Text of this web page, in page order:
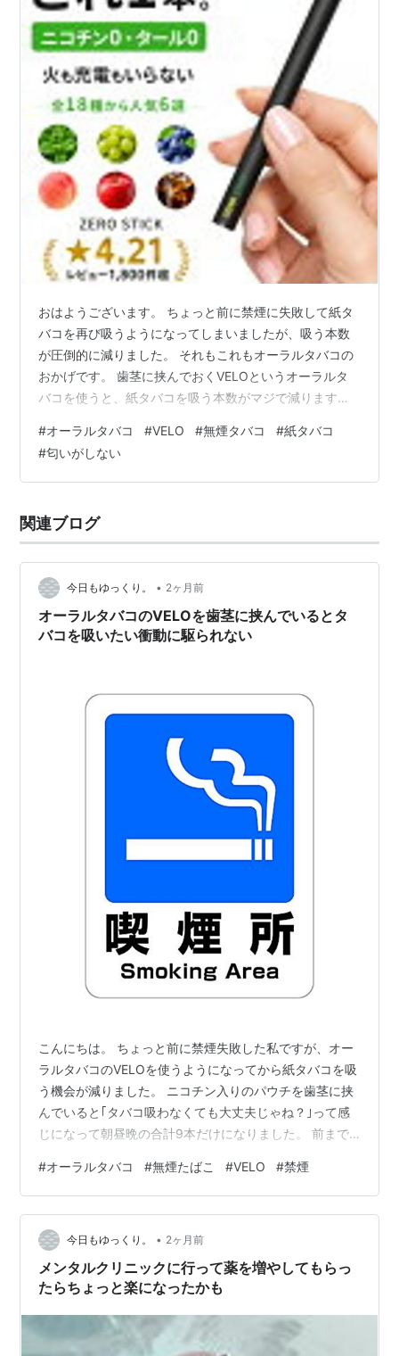
おはようございます。 ちょっと前に禁煙に失敗して紙タ
バコを再び吸うようになってしまいましたが、吸う本数
が圧倒的に減りました。 それもこれもオーラルタバコの
おかげです。 歯茎に挟んでおくVELOというオーラルタ
バコを使うと、紙タバコを吸う本数がマジで減ります。
バコ吸いたいなぁ～」と思うことがだいぶ減りました
ね。 前までは1日1箱くらいタバコを消費していたのです
が、VELOを使うようになってから1日に9本だけです。
ので、仕事中などに吸いたいイライラが起きません。 そ
ういう人にオーラルタバコ…
#オーラルタバコ #VELO #無煙タバコ #紙タバコ
#匂いがしない
関連ブログ
今日もゆっくり。 • 2ヶ月前
オーラルタバコのVELOを歯茎に挟んでいるとタ
バコを吸いたい衝動に駆られない
こんにちは。 ちょっと前に禁煙失敗した私ですが、オー
ラルタバコのVELOを使うようになってから紙タバコを吸
う機会が減りました。 ニコチン入りのパウチを歯茎に挟
んでいると｢タバコ吸わなくても大丈夫じゃね？｣って感
じになって朝昼晩の合計9本だけになりました。 前まで1
よ？ VELOを歯茎に挟むことによってだいぶ喫煙する機
会が減りました。 いいことなのかどうかはわかりません
が、いちいち外に出る必要がなくなるので楽です。
VELOには色々と味の種類があって、今はペパーミント味
を挟んでいます。 個人的に一番自分に合うのは通常の緑
色のVELOですかね。…
#オーラルタバコ #無煙たばこ #VELO #禁煙
今日もゆっくり。 • 2ヶ月前
メンタルクリニックに行って薬を増やしてもらっ
たらちょっと楽になったかも